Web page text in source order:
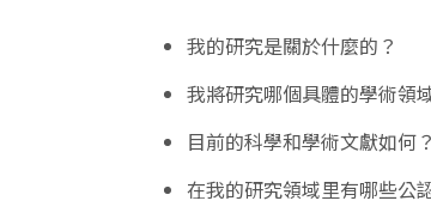
我的研究是關於什麼的？
我將研究哪個具體的學術領
目前的科學和學術文獻如何？
在我的研究領域里有哪些公